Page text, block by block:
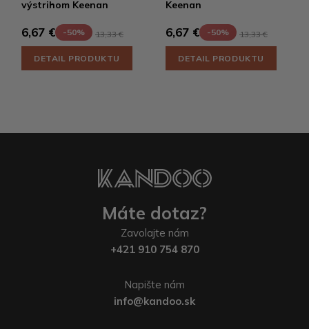
výstrihom Keenan
6,67 € -50% 13,33 €
DETAIL PRODUKTU
Keenan
6,67 € -50% 13,33 €
DETAIL PRODUKTU
Máte dotaz?
Zavolajte nám
+421 910 754 870
Napište nám
info@kandoo.sk